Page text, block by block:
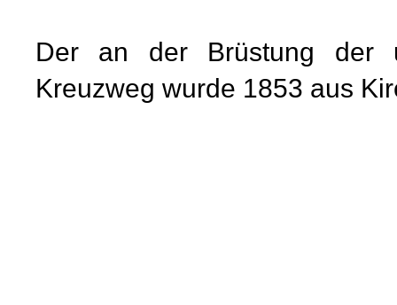
Der an der Brüstung der
Kreuzweg wurde 1853 aus